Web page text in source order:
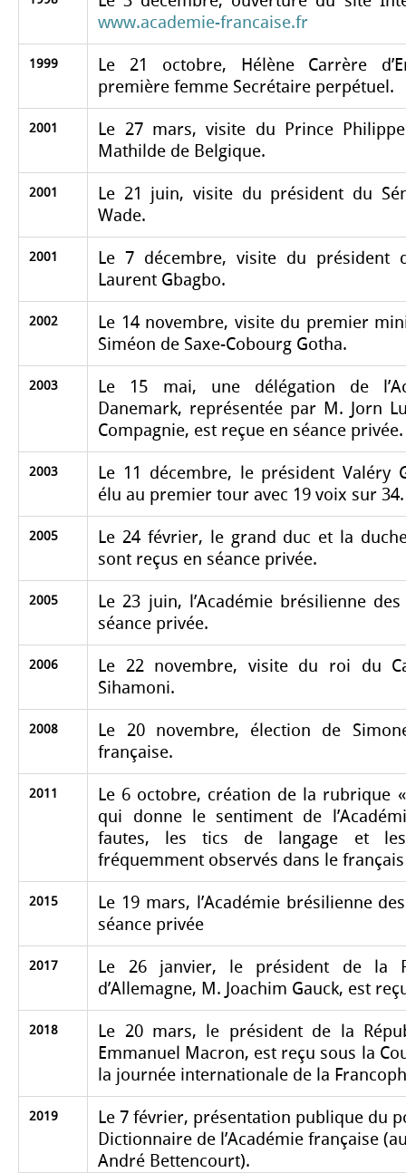
www.academie-francaise.fr
1999
Le 21 octobre, Hélène Carrère
première femme Secrétaire perpétuel.
2001
Le 27 mars, visite du Prince
Mathilde de Belgique.
2001
Le 21 juin, visite du président du
Wade.
2001
Le 7 décembre, visite du président
Laurent Gbagbo.
2002
Le 14 novembre, visite du premier
Siméon de Saxe-Cobourg Gotha.
2003
Le 15 mai, une délégation de
Danemark, représentée par M. Jorn
Compagnie, est reçue en séance privée.
2003
Le 11 décembre, le président Valéry
élu au premier tour avec 19 voix sur 34.
2005
Le 24 février, le grand duc et la
sont reçus en séance privée.
2005
Le 23 juin, l’Académie brésilienne
séance privée.
2006
Le 22 novembre, visite du roi du
Sihamoni.
2008
Le 20 novembre, élection de
française.
2011
Le 6 octobre, création de la rubrique
qui donne le sentiment de
fautes, les tics de langage et
fréquemment observés dans le
2015
Le 19 mars, l’Académie brésilienne
séance privée
2017
Le 26 janvier, le président de la
d’Allemagne, M. Joachim Gauck, est
2018
Le 20 mars, le président de la
Emmanuel Macron, est reçu sous la
la journée internationale de la
2019
Le 7 février, présentation publique du
Dictionnaire de l’Académie française
André Bettencourt).